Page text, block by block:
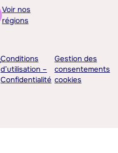
Voir nos
régions
Conditions
d’utilisation –
Confidentialité
Gestion des
consentements
cookies